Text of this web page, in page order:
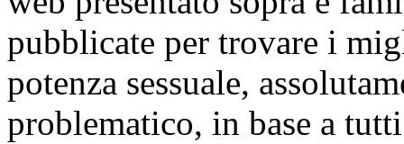
pubblicate per trovare i
potenza sessuale,
problematico, in base a